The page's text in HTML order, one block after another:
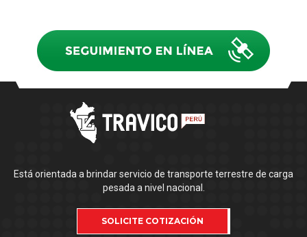
Está orientada a brindar servicio de transporte terrestre de carga
pesada a nivel nacional.
SOLICITE COTIZACIÓN